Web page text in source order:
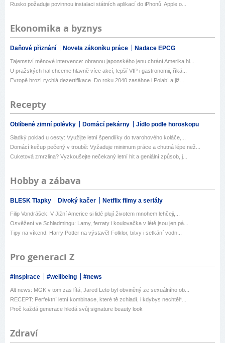
Rusko požaduje povinnou instalaci státních aplikací do iPhonů. Apple o...
Ekonomika a byznys
Daňové přiznání Novela zákoníku práce Nadace EPCG
Tajemství měnové intervence: obranou japonského jenu chrání Amerika hl...
U pražských hal chceme hlavně více akcí, lepší VIP i gastronomii, říká...
Evropě hrozí rychlá dezertifikace. Do roku 2040 zasáhne i Polabí a již...
Recepty
Oblíbené zimní polévky Domácí pekárny Jídlo podle horoskopu
Sladký poklad u cesty: Využijte letní špendlíky do tvarohového koláče,...
Domácí kečup pečený v troubě: Vyžaduje minimum práce a chutná lépe než...
Cuketová zmrzlina? Vyzkoušejte nečekaný letní hit a geniální způsob, j...
Hobby a zábava
BLESK Tlapky Divoký kačer Netflix filmy a seriály
Filip Vondrášek: V Jižní Americe si lidé plují životem mnohem lehčeji,...
Osvěžení ve Schladmingu: Lamy, ferraty i koulovačka v létě jsou jen pá...
Tipy na víkend: Harry Potter na výstavě! Folklor, bitvy i setkání vodn...
Pro generaci Z
#inspirace #wellbeing #news
Alt news: MGK v tom zas lítá, Jared Leto byl obviněný ze sexuálního ob...
RECEPT: Perfektní letní kombinace, které tě zchladí, i kdybys nechtěl*...
Proč každá generace hledá svůj signature beauty look
Zdraví